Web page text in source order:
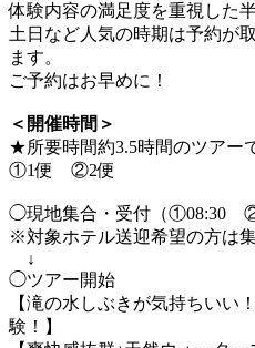
体験内容の満足度を重視した
土日など人気の時期は予約が
ます。
ご予約はお早めに！
＜開催時間＞
★所要時間約3.5時間のツアー
①1便 ②2便
◯現地集合・受付（①08:30
※対象ホテル送迎希望の方は
↓
◯ツアー開始
【滝の水しぶきが気持ちいい
験！】